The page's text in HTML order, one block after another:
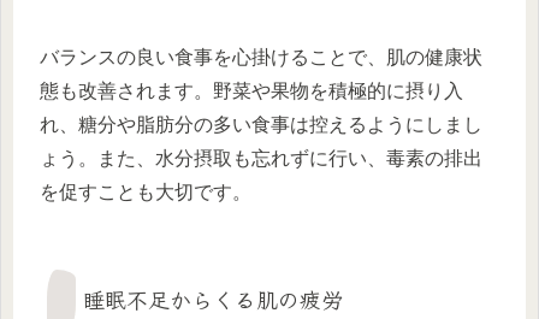
バランスの良い食事を心掛けることで、肌の健康状
態も改善されます。野菜や果物を積極的に摂り入
れ、糖分や脂肪分の多い食事は控えるようにしまし
ょう。また、水分摂取も忘れずに行い、毒素の排出
を促すことも大切です。
睡眠不足からくる肌の疲労